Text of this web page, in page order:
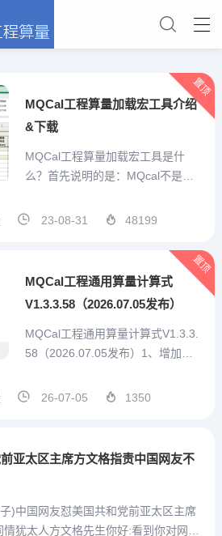
MQCal工程算量加载宏工具介绍
&下载
MQCal工程算量加载宏工具是什
么？首先说明的是：MQcal不是一
值工具。他是我本人结合手工算量
算量表格自己设计、重复项目便捷
输入、特殊标记、汇总统计、打印
或打印为pdf、造价预估...
23-08-31 48199
置顶
MQCal工程通用算量计算式
V1.3.3.58（2026.07.05发布）
MQCal工程通用算量计算式V1.3.3.
58（2026.07.05发布）1、增加技
通用算量计算式V1.3.3.56 2026.07.
板设置...
26-07-05 1350
置顶
亚太区主席方文格指责中国网友不
)中国网友怼美国共和党前亚太区主席
犹太人方文格先生你好:看到你对网友